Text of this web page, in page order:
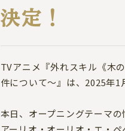
決定！
TVアニメ『外れスキル《木
件について～』は、2025年1
本日、オープニングテーマの